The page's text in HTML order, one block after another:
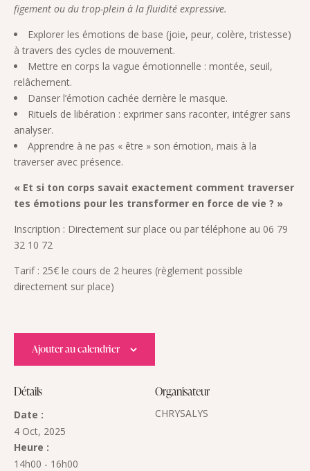
figement ou du trop-plein à la fluidité expressive.
Explorer les émotions de base (joie, peur, colère, tristesse)
à travers des cycles de mouvement.
Mettre en corps la vague émotionnelle : montée, seuil,
relâchement.
Danser l’émotion cachée derrière le masque.
Rituels de libération : exprimer sans raconter, intégrer sans
analyser.
Apprendre à ne pas « être » son émotion, mais à la
traverser avec présence.
« Et si ton corps savait exactement comment traverser
tes émotions pour les transformer en force de vie ? »
Inscription : Directement sur place ou par téléphone au 06 79
32 10 72
Tarif : 25€ le cours de 2 heures (règlement possible
directement sur place)
Ajouter au calendrier
Détails
Date :
4 Oct, 2025
Heure :
14h00 - 16h00
Organisateur
CHRYSALYS